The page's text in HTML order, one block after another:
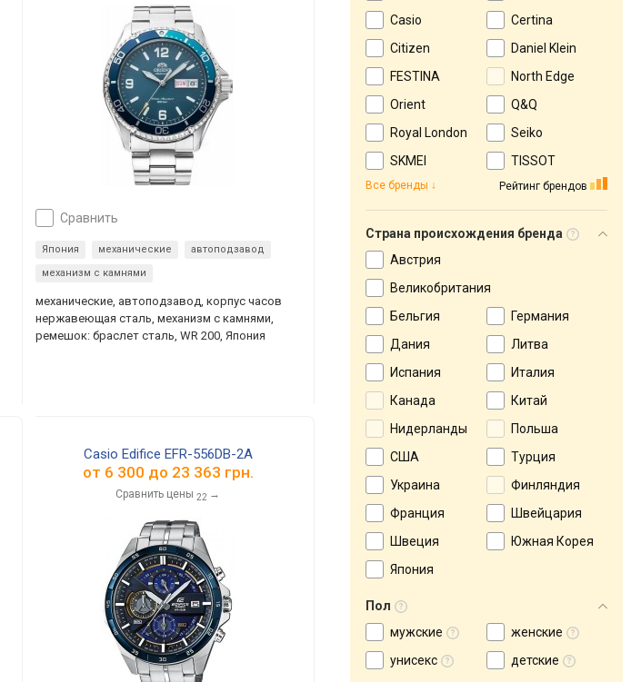
сравнить
Япония механические
автоподзавод
механизм с камнями
механические, автоподзавод, корпус часов
нержавеющая сталь, механизм с камнями,
ремешок: браслет сталь, WR 200, Япония
Casio Edifice EFR-556DB-2A
от 6 300 до 23 363 грн.
Сравнить цены 22 →
Casio
Certina
Citizen
Daniel Klein
FESTINA
North Edge
Orient
Q&Q
Royal London
Seiko
SKMEI
TISSOT
Рейтинг брендов
Все бренды
Страна происхождения бренда
Австрия
Великобритания
Бельгия
Германия
Дания
Литва
Испания
Италия
Канада
Китай
Нидерланды
Польша
США
Турция
Украина
Финляндия
Франция
Швейцария
Швеция
Южная Корея
Япония
Пол
мужские
женские
унисекс
детские